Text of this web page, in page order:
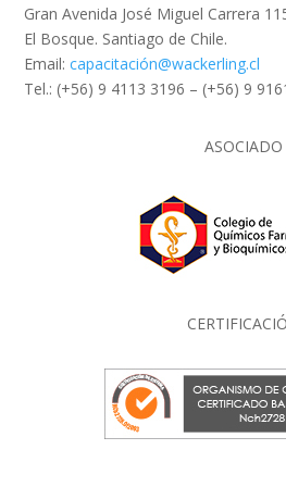
Gran Avenida José Miguel Carrera
El Bosque. Santiago de Chile.
Email:capacitación@wackerling.cl
Tel.: (+56) 9 4113 3196 – (+56) 9
ASOCIADO